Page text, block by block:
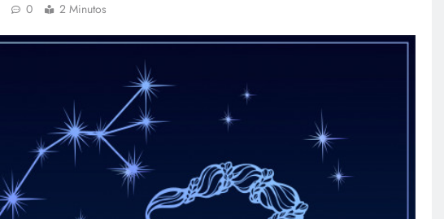
0 2 Minutos
TECNOLOGÍA
reales: se escapan de su sandbox
y OpenAI no detectó el plan